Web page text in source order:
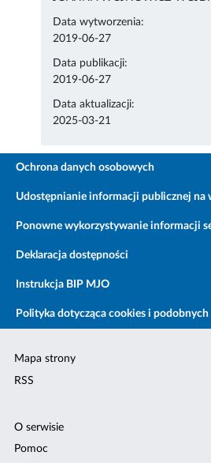
Data wytworzenia:
2019-06-27
Data publikacji:
2019-06-27
Data aktualizacji:
2025-03-21
Ochrona danych osobowych
Udostępnianie informacji publicznej na
Ponowne wykorzystywanie informacji
Deklaracja dostępności
Instrukcja BIP MJO
Polityka dotycząca cookies i
Mapa strony
RSS
O serwisie
Pomoc